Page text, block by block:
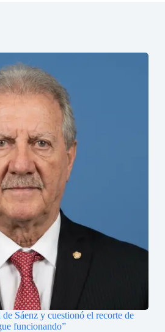
Sáenz y cuestionó el recorte de
funcionando”